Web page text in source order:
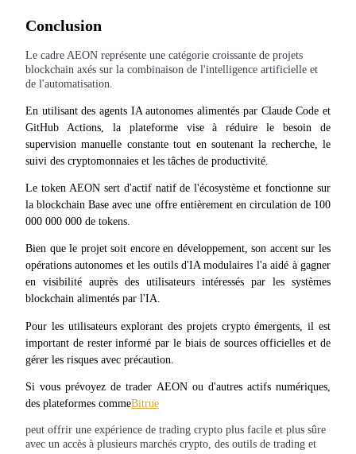
Gagnez des prix et des récompenses exclusives
Se connecterS'inscrire
Centre de
récompenses
Conclusion
Le cadre AEON représente une catégorie croissante de projets
blockchain axés sur la combinaison de l'intelligence artificielle et
de l'automatisation.
En utilisant des agents IA autonomes alimentés par Claude Code et
GitHub Actions, la plateforme vise à réduire le besoin de
supervision manuelle constante tout en soutenant la recherche, le
suivi des cryptomonnaies et les tâches de productivité.
Le token AEON sert d'actif natif de l'écosystème et fonctionne sur
la blockchain Base avec une offre entièrement en circulation de 100
000 000 000 de tokens.
Bien que le projet soit encore en développement, son accent sur les
opérations autonomes et les outils d'IA modulaires l'a aidé à gagner
en visibilité auprès des utilisateurs intéressés par les systèmes
blockchain alimentés par l'IA.
Pour les utilisateurs explorant des projets crypto émergents, il est
important de rester informé par le biais de sources officielles et de
gérer les risques avec précaution.
Si vous prévoyez de trader AEON ou d'autres actifs numériques,
des plateformes commeBitrue
peut offrir une expérience de trading crypto plus facile et plus sûre
avec un accès à plusieurs marchés crypto, des outils de trading et